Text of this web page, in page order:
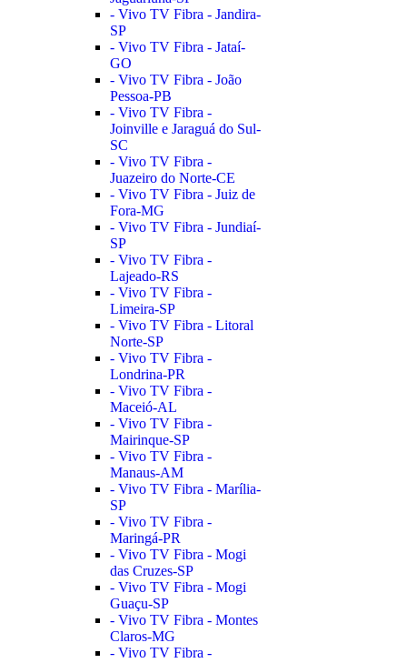
- Vivo TV Fibra - Jandira-
SP
- Vivo TV Fibra - Jataí-
GO
- Vivo TV Fibra - João
Pessoa-PB
- Vivo TV Fibra -
Joinville e Jaraguá do Sul-
SC
- Vivo TV Fibra -
Juazeiro do Norte-CE
- Vivo TV Fibra - Juiz de
Fora-MG
- Vivo TV Fibra - Jundiaí-
SP
- Vivo TV Fibra -
Lajeado-RS
- Vivo TV Fibra -
Limeira-SP
- Vivo TV Fibra - Litoral
Norte-SP
- Vivo TV Fibra -
Londrina-PR
- Vivo TV Fibra -
Maceió-AL
- Vivo TV Fibra -
Mairinque-SP
- Vivo TV Fibra -
Manaus-AM
- Vivo TV Fibra - Marília-
SP
- Vivo TV Fibra -
Maringá-PR
- Vivo TV Fibra - Mogi
das Cruzes-SP
- Vivo TV Fibra - Mogi
Guaçu-SP
- Vivo TV Fibra - Montes
Claros-MG
- Vivo TV Fibra -